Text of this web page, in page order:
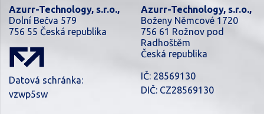
Azurr-Technology, s.r.o.,
Dolní Bečva 579
756 55 Česká republika
Datová schránka:
vzwp5sw
Azurr-Technology, s.r.o.,
Boženy Němcové 1720
756 61 Rožnov pod
Radhoštěm
Česká republika
IČ: 28569130
DIČ: CZ28569130